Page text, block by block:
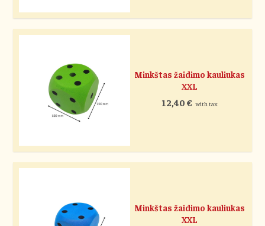
Minkštas žaidimo kauliukas
XXL
12,40 € with tax
Minkštas žaidimo kauliukas
XXL